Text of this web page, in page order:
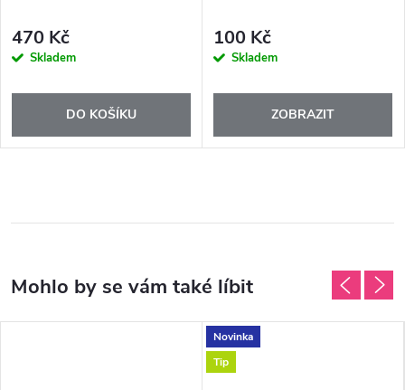
470 Kč
Skladem
DO KOŠÍKU
100 Kč
Skladem
ZOBRAZIT
Novinka
Tip